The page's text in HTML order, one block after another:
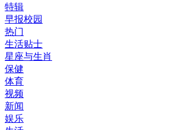
特辑
早报校园
热门
生活贴士
星座与生肖
保健
体育
视频
新闻
娱乐